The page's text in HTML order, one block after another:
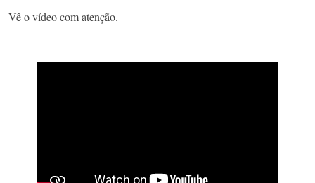
Vê o vídeo com atenção.